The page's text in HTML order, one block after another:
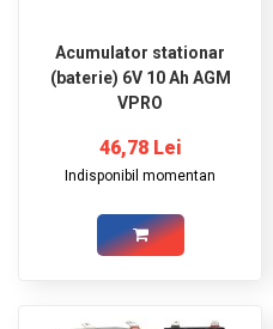
Acumulator stationar
(baterie) 6V 10 Ah AGM
VPRO
46,78 Lei
Indisponibil momentan